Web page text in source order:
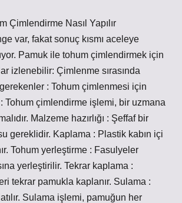
Çimlendirme Nasıl Yapılır
var, fakat sonuç kısmı aceleye
Pamuk ile tohum çimlendirmek için
izlenebilir: Çimlenme sırasında
: Tohum çimlenmesi için
Tohum çimlendirme işlemi, bir uzmana
Malzeme hazırlığı : Şeffaf bir
gereklidir. Kaplama : Plastik kabın içi
Tohum yerleştirme : Fasulyeler
yerleştirilir. Tekrar kaplama :
tekrar pamukla kaplanır. Sulama :
Sulama işlemi, pamuğun her